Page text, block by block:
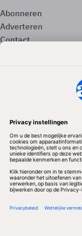
Abonneren
Adverteren
Contact
Redactionele